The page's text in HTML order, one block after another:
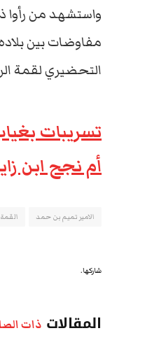
واستشهد من رأوا
مفاوضات بين
التحضيري لقمة
تسريبات
أم نجح ابن
الامير تميم بن حمد
شاركها.
المقالات ذات